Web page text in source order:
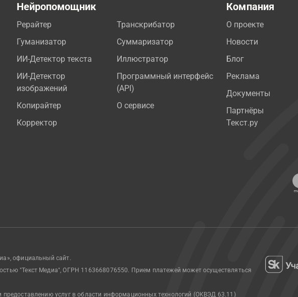
Нейропомощник
Рерайтер
Гуманизатор
ИИ-Детектор текста
ИИ-Детектор
изображений
Копирайтер
Корректор
Транскрибатор
Суммаризатор
Иллюстратор
Программный интерфейс
(API)
О сервисе
Компания
О проекте
Новости
Блог
Реклама
Документы
Партнёры
Текст.ру
официальный сайт.
"Текст Медиа", ОГРН 1163668076550. Прием платежей может осуществляться
услуг в области информационных технологий (ОКВЭД 63.11)